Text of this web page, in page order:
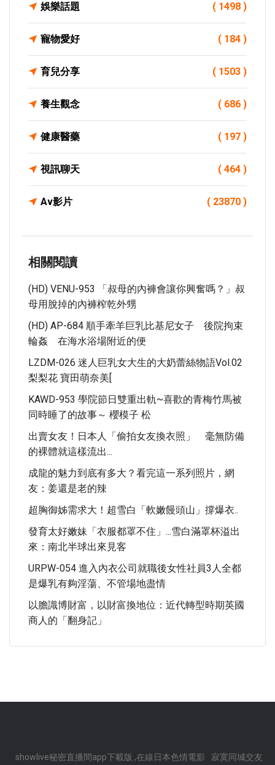
娛樂話題 ( 1498 )
寵物愛好 ( 184 )
育兒分享 ( 1503 )
養生觀念 ( 686 )
健康醫藥 ( 197 )
視訊聊天 ( 464 )
Av影片 ( 23870 )
相關閱讀
(HD) VENU-953 「叔母的內褲會讓你興奮嗎？」叔
母用脫掉的內褲榨乾外甥
(HD) AP-684 順手牽羊巨乳比基尼女子 後院拘束
輪姦 在海水浴場附近的便
LZDM-026 迷人巨乳女大生的大奶蕾絲物語vol.02
梨梨花 寶田萌奈美[
KAWD-953 學院節日雙重出軌~喜歡的青梅竹馬被
同時睡了的故事～ 櫻模子 松
出賣女友！日本人「偷拍女友換衣照」 毫無防備
的裸體就這樣流出...
成龍的魅力到底有多大？看完這一系列照片，網
友：姜還是老的辣
超胸御姊需求大！超雪白「軟嫩饅頭山」撐爆衣..
發育太好嫩妹「衣服都罩不住」...雪白滿罩杯溢出
來：南北半球出來見客
URPW-054 進入內衣公司就職後女性社員3人全都
是爆乳有夠淫蕩、不管場地盡情
以膽識博財富，以財富換地位：近代轉型時期英國
商人的「翻身記」
showlive秘密直播間app下載版 ,在線日本色情電影
寂寞同城交友